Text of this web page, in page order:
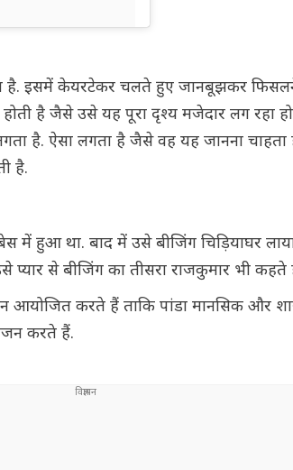
है. इसमें केयरटेकर चलते हुए जानबूझकर
होती है जैसे उसे यह पूरा दृश्य मजेदार लग रहा
है. ऐसा लगता है जैसे वह यह जानना चाहता
है.
में हुआ था. बाद में उसे बीजिंग चिड़ियाघर
प्यार से बीजिंग का तीसरा राजकुमार भी कहते
करते हैं ताकि पांडा मानसिक और
करते हैं.